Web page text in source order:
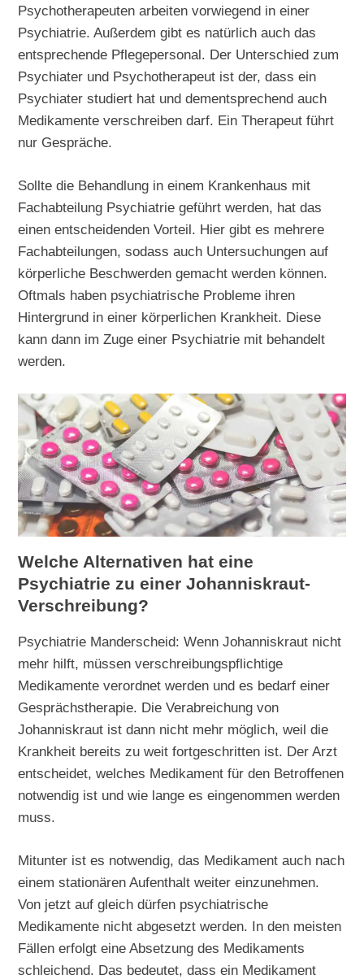
Psychotherapeuten arbeiten vorwiegend in einer
Psychiatrie. Außerdem gibt es natürlich auch das
entsprechende Pflegepersonal. Der Unterschied zum
Psychiater und Psychotherapeut ist der, dass ein
Psychiater studiert hat und dementsprechend auch
Medikamente verschreiben darf. Ein Therapeut führt
nur Gespräche.
Sollte die Behandlung in einem Krankenhaus mit
Fachabteilung Psychiatrie geführt werden, hat das
einen entscheidenden Vorteil. Hier gibt es mehrere
Fachabteilungen, sodass auch Untersuchungen auf
körperliche Beschwerden gemacht werden können.
Oftmals haben psychiatrische Probleme ihren
Hintergrund in einer körperlichen Krankheit. Diese
kann dann im Zuge einer Psychiatrie mit behandelt
werden.
Welche Alternativen hat eine
Psychiatrie zu einer Johanniskraut-
Verschreibung?
Psychiatrie Manderscheid: Wenn Johanniskraut nicht
mehr hilft, müssen verschreibungspflichtige
Medikamente verordnet werden und es bedarf einer
Gesprächstherapie. Die Verabreichung von
Johanniskraut ist dann nicht mehr möglich, weil die
Krankheit bereits zu weit fortgeschritten ist. Der Arzt
entscheidet, welches Medikament für den Betroffenen
notwendig ist und wie lange es eingenommen werden
muss.
Mitunter ist es notwendig, das Medikament auch nach
einem stationären Aufenthalt weiter einzunehmen.
Von jetzt auf gleich dürfen psychiatrische
Medikamente nicht abgesetzt werden. In den meisten
Fällen erfolgt eine Absetzung des Medikaments
schleichend. Das bedeutet, dass ein Medikament